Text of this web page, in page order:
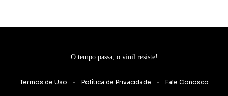
O tempo passa, o vinil resiste!
Termos de Uso Política de Privacidade Fale Conosco